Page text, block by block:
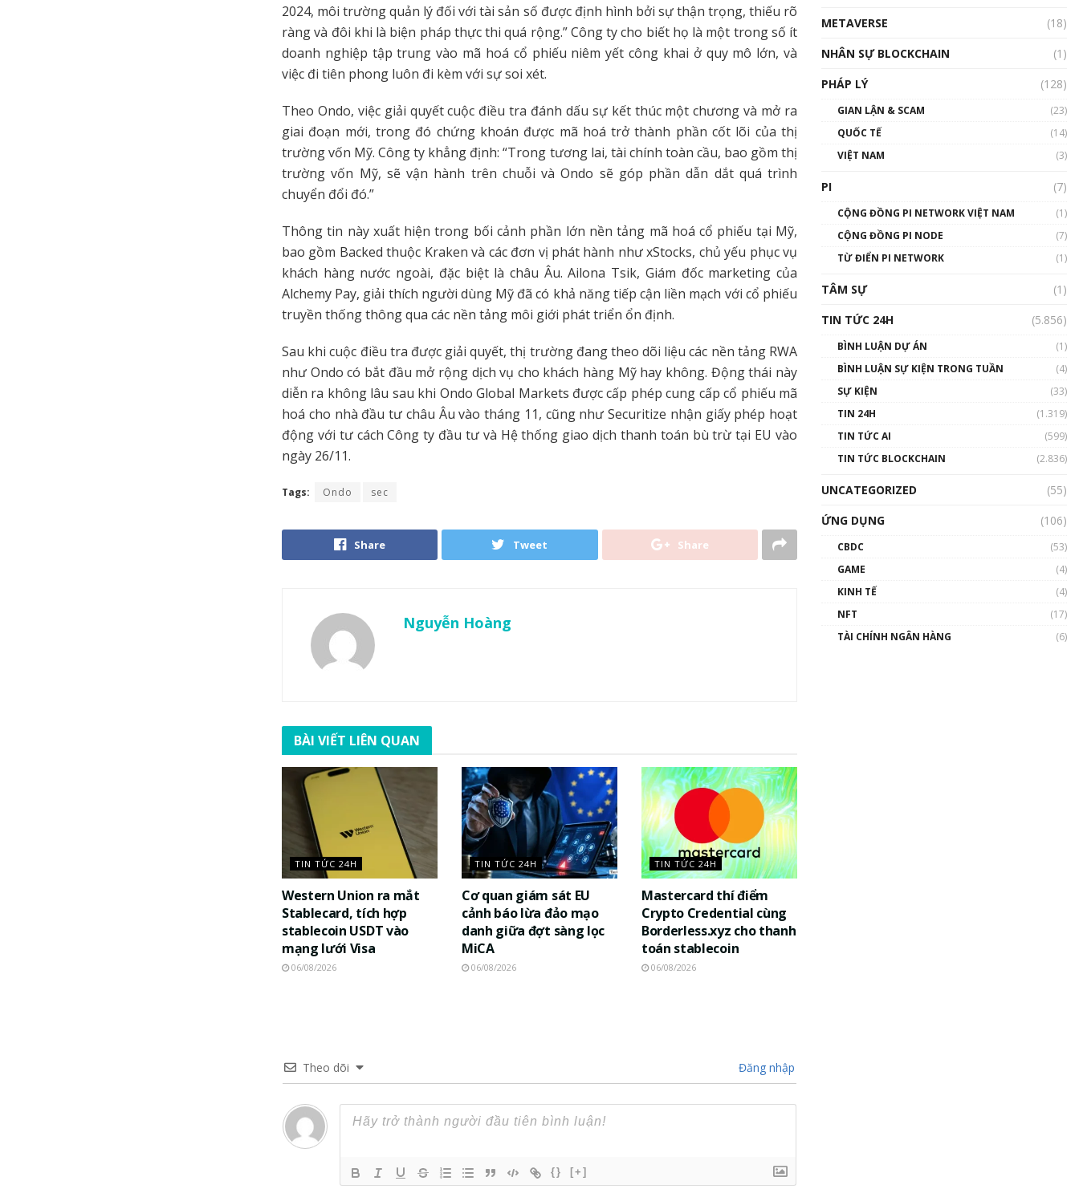
2024, môi trường quản lý đối với tài sản số được định hình bởi sự thận trọng, thiếu rõ
ràng và đôi khi là biện pháp thực thi quá rộng.” Công ty cho biết họ là một trong số ít
doanh nghiệp tập trung vào mã hoá cổ phiếu niêm yết công khai ở quy mô lớn, và
việc đi tiên phong luôn đi kèm với sự soi xét.
Theo Ondo, việc giải quyết cuộc điều tra đánh dấu sự kết thúc một chương và mở ra
giai đoạn mới, trong đó chứng khoán được mã hoá trở thành phần cốt lõi của thị
trường vốn Mỹ. Công ty khẳng định: “Trong tương lai, tài chính toàn cầu, bao gồm thị
trường vốn Mỹ, sẽ vận hành trên chuỗi và Ondo sẽ góp phần dẫn dắt quá trình
chuyển đổi đó.”
Thông tin này xuất hiện trong bối cảnh phần lớn nền tảng mã hoá cổ phiếu tại Mỹ,
bao gồm Backed thuộc Kraken và các đơn vị phát hành như xStocks, chủ yếu phục vụ
khách hàng nước ngoài, đặc biệt là châu Âu. Ailona Tsik, Giám đốc marketing của
Alchemy Pay, giải thích người dùng Mỹ đã có khả năng tiếp cận liền mạch với cổ phiếu
truyền thống thông qua các nền tảng môi giới phát triển ổn định.
Sau khi cuộc điều tra được giải quyết, thị trường đang theo dõi liệu các nền tảng RWA
như Ondo có bắt đầu mở rộng dịch vụ cho khách hàng Mỹ hay không. Động thái này
diễn ra không lâu sau khi Ondo Global Markets được cấp phép cung cấp cổ phiếu mã
hoá cho nhà đầu tư châu Âu vào tháng 11, cũng như Securitize nhận giấy phép hoạt
động với tư cách Công ty đầu tư và Hệ thống giao dịch thanh toán bù trừ tại EU vào
ngày 26/11.
Tags: Ondo sec
Share Tweet Share
Nguyễn Hoàng
BÀI VIẾT LIÊN QUAN
TIN TỨC 24H
Western Union ra mắt
Stablecard, tích hợp
stablecoin USDT vào
mạng lưới Visa
06/08/2026
TIN TỨC 24H
Cơ quan giám sát EU
cảnh báo lừa đảo mạo
danh giữa đợt sàng lọc
MiCA
06/08/2026
TIN TỨC 24H
Mastercard thí điểm
Crypto Credential cùng
Borderless.xyz cho thanh
toán stablecoin
06/08/2026
Theo dõi Đăng nhập
{} [+]
01:34:46
01:32:59
Talkshow17: Mùa đông
Crypto – Chiếc khăn gió ấm
01:49:30
Talkshow 14: MemeCoin –
METAVERSE
(18)
NHÂN SỰ BLOCKCHAIN
(1)
PHÁP LÝ
(128)
GIAN LẬN & SCAM
(23)
QUỐC TẾ
(14)
VIỆT NAM
(3)
PI (7)
CỘNG ĐỒNG PI NETWORK VIỆT NAM
(1)
CỘNG ĐỒNG PI NODE
(7)
TỪ ĐIỂN PI NETWORK
(1)
TÂM SỰ
(1)
TIN TỨC 24H
(5.856)
BÌNH LUẬN DỰ ÁN
(1)
BÌNH LUẬN SỰ KIỆN TRONG TUẦN
(4)
SỰ KIỆN
(33)
TIN 24H
(1.319)
TIN TỨC AI
(599)
TIN TỨC BLOCKCHAIN
(2.836)
UNCATEGORIZED
(55)
ỨNG DỤNG
(106)
CBDC
(53)
GAME
(4)
KINH TẾ
(4)
NFT
(17)
TÀI CHÍNH NGÂN HÀNG
(6)